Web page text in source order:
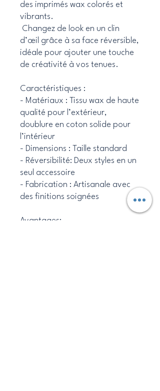
des imprimés wax colorés et
vibrants.
Changez de look en un clin
d’œil grâce à sa face réversible,
idéale pour ajouter une touche
de créativité à vos tenues.
Caractéristiques :
- Matériaux : Tissu wax de haute
qualité pour l’extérieur,
doublure en coton solide pour
l’intérieur
- Dimensions : Taille standard
- Réversibilité: Deux styles en un
seul accessoire
- Fabrication : Artisanale avec
des finitions soignées
Avantages: